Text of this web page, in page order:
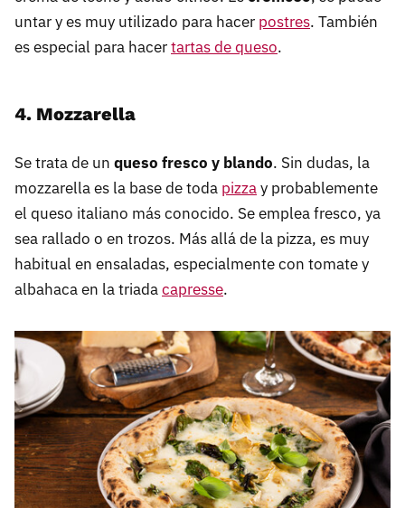
untar y es muy utilizado para hacer postres. También
es especial para hacertartas de queso.
4. Mozzarella
Se trata de un queso fresco y blando. Sin dudas, la
mozzarella es la base de toda pizzay probablemente
el queso italiano más conocido. Se emplea fresco, ya
sea rallado o en trozos. Más allá de la pizza, es muy
habitual en ensaladas, especialmente con tomate y
albahaca en la triadacapresse.